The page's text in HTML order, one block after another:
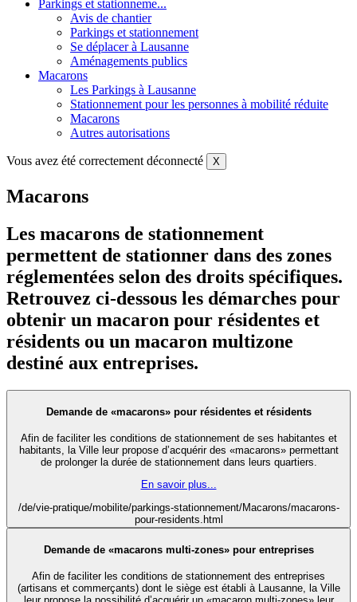
Parkings et stationneme...
Avis de chantier
Parkings et stationnement
Se déplacer à Lausanne
Aménagements publics
Macarons
Les Parkings à Lausanne
Stationnement pour les personnes à mobilité réduite
Macarons
Autres autorisations
Vous avez été correctement déconnecté X
Macarons
Les macarons de stationnement
permettent de stationner dans des zones
réglementées selon des droits spécifiques.
Retrouvez ci-dessous les démarches pour
obtenir un macaron pour résidentes et
résidents ou un macaron multizone
destiné aux entreprises.
Demande de «macarons» pour résidentes et résidents
Afin de faciliter les conditions de stationnement de ses habitantes et
habitants, la Ville leur propose d’acquérir des «macarons» permettant
de prolonger la durée de stationnement dans leurs quartiers.
En savoir plus...
/de/vie-pratique/mobilite/parkings-stationnement/Macarons/macarons-
pour-residents.html
Demande de «macarons multi-zones» pour entreprises
Afin de faciliter les conditions de stationnement des entreprises
(artisans et commerçants) dont le siège est établi à Lausanne, la Ville